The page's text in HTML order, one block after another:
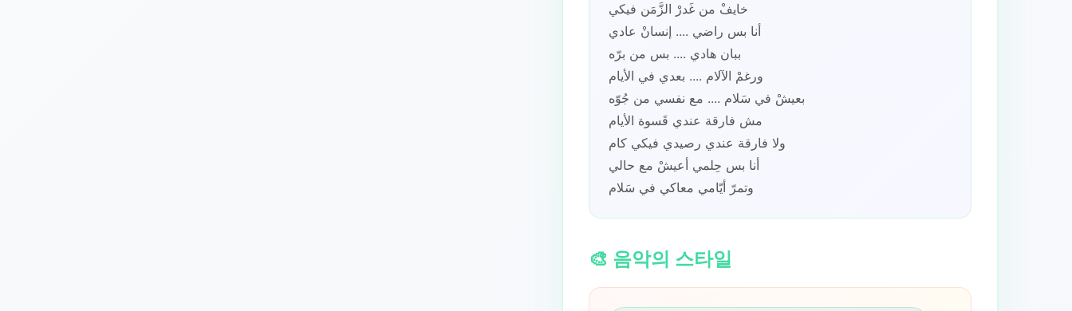
خايفْ من غَدرْ الزَّمَن فيكي
أنا بس راضي .... إنسانْ عادي
ببان هادي .... بس من برّه
ورغمْ الآلام .... بعدي في الأيام
بعيشْ في سَلام .... مع نفسي من جُوّه
مش فارقة عندي قَسوة الأيام
ولا فارقة عندي رصيدي فيكي كام
أنا بس حِلمي أعيشْ مع حالي
وتمرّ أيّامي معاكي في سَلام
🎨 음악의 스타일